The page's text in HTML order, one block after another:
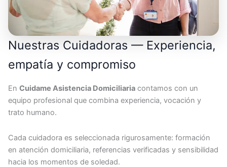
Nuestras Cuidadoras — Experiencia,
empatía y compromiso
En Cuidame Asistencia Domiciliaria contamos con un
equipo profesional que combina experiencia, vocación y
trato humano.
Cada cuidadora es seleccionada rigurosamente: formación
en atención domiciliaria, referencias verificadas y sensibilidad
hacia los momentos de soledad.